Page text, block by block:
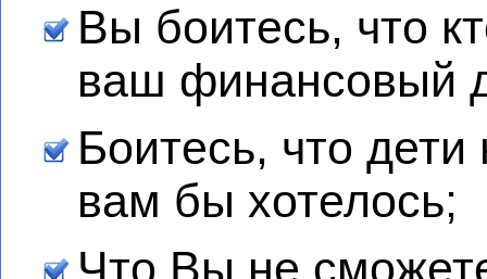
Вы боитесь, что
ваш финансовый
Боитесь, что
вам бы хотелось;
Что Вы не